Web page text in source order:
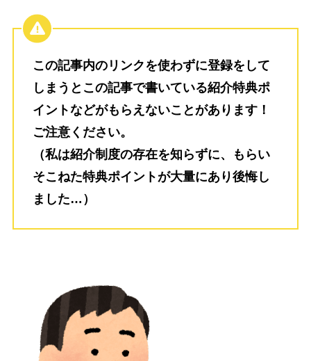
この記事内のリンクを使わずに登録をして
しまうとこの記事で書いている紹介特典ポ
イントなどがもらえないことがあります！
ご注意ください。
（私は紹介制度の存在を知らずに、もらい
そこねた特典ポイントが大量にあり後悔し
ました…）